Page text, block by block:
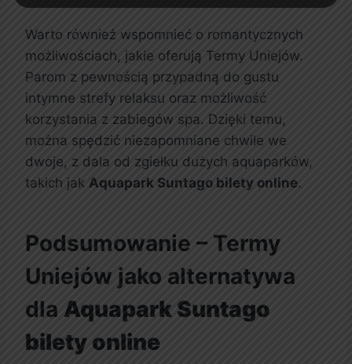
Warto również wspomnieć o romantycznych
możliwościach, jakie oferują Termy Uniejów.
Parom z pewnością przypadną do gustu
intymne strefy relaksu oraz możliwość
korzystania z zabiegów spa. Dzięki temu,
można spędzić niezapomniane chwile we
dwoje, z dala od zgiełku dużych aquaparków,
takich jak Aquapark Suntago bilety online.
Podsumowanie – Termy
Uniejów jako alternatywa
dla Aquapark Suntago
bilety online